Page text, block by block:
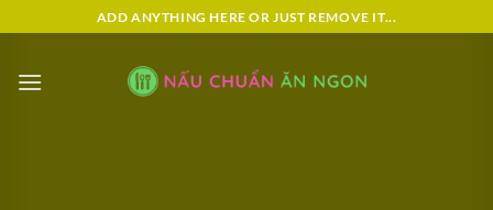
qua
dung
ADD ANYTHING HERE OR JUST REMOVE IT...